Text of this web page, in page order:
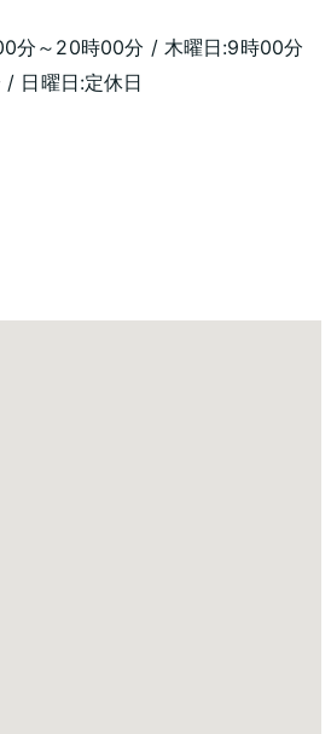
分～20時00分 / 木曜日:9時00分
日曜日:定休日